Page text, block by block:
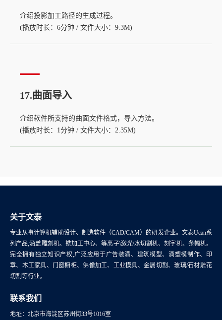
介绍投影加工路径的生成过程。
(播放时长：6分钟 / 文件大小：9.3M)
17.曲面导入
介绍软件所支持的曲面文件格式，导入方法。
(播放时长：1分钟 / 文件大小：2.35M)
关于文泰
专业从事计算机辅助设计、制造软件（CAD/CAM）的研发企业。文泰Ucan系
列产品,涵盖雕刻机、铣加工中心、等离子\激光\水切割机、刻字机、条幅机。
完全拥有独立知识产权,广泛应用于广告装潢、建筑模型、滴塑模制作、印
章、木工家具、门窗橱柜、佛像加工、工业模具、金属切割、玻璃/石材雕花
切割等行业。
联系我们
地址：北京市海淀区苏州街33号1016室